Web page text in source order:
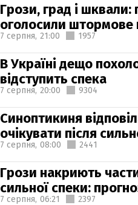
Грози, град і шквали:
оголосили
7 серпня, 21:00 1957
В Україні дещо
відступить спека
7 серпня, 20:00 9304
Синоптикиня
очікувати після
7 серпня, 08:00 2441
Грози накриють
сильної спеки:
7 серпня, 06:21 2397